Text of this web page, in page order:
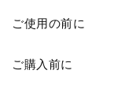
ご使用の前に
ご購入前に